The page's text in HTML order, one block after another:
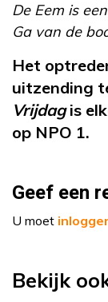
De Eem is
Ga van de
Het
uitzending
Vrijdagis
op NPO 1.
Geef een
U moet
Bekijk